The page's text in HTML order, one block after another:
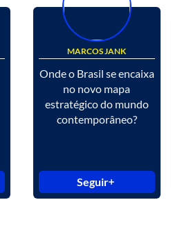
MARCOS JANK
Onde o Brasil se encaixa
no novo mapa
estratégico do mundo
contemporâneo?
Seguir